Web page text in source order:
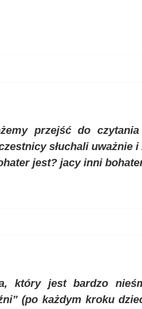
przejść do
słuchali uważnie
jest? jacy inni
który jest bardzo
(po każdym kroku